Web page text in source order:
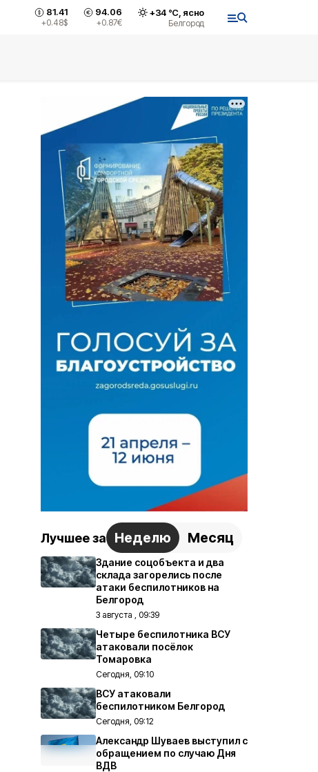
81.41
+0.48$
94.06
+0.87€
+34°С, ясно
Белгород
Лучшее за Неделю Месяц
Здание соцобъекта и два
склада загорелись после
атаки беспилотников на
Белгород
3 августа , 09:39
Четыре беспилотника ВСУ
атаковали посёлок
Томаровка
Сегодня, 09:10
ВСУ атаковали
беспилотником Белгород
Сегодня, 09:12
Александр Шуваев выступил с
обращением по случаю Дня
ВДВ